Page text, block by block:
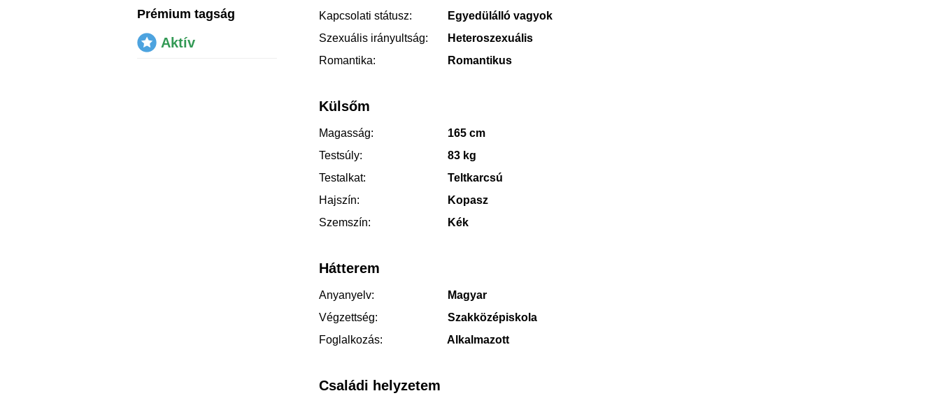
Kapcsolati státusz:
Egyedülálló vagyok
Szexuális irányultság:
Heteroszexuális
Romantika:
Romantikus
Külsőm
Magasság:
165 cm
Testsúly:
83 kg
Testalkat:
Teltkarcsú
Hajszín:
Kopasz
Szemszín:
Kék
Hátterem
Anyanyelv:
Magyar
Végzettség:
Szakközépiskola
Foglalkozás:
Alkalmazott
Családi helyzetem
Prémium tagság
Aktív